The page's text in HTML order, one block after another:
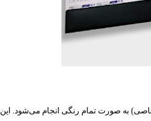
به صورت تمام رنگی انجام می‌شود. این